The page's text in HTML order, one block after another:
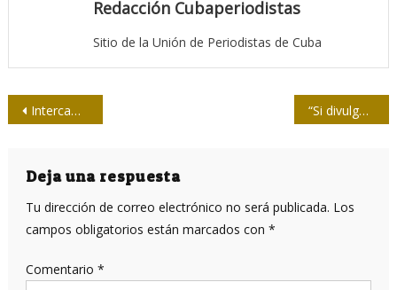
Redacción Cubaperiodistas
Sitio de la Unión de Periodistas de Cuba
Navegación
entradas
Intercambian periodistas Cienfuegueros con enviado especial a Telesur “Si divulgas información clasificada, te encontraremos”, advierten a la prensa en EEUU
Deja una respuesta
Tu dirección de correo electrónico no será publicada. Los
campos obligatorios están marcados con *
Comentario *